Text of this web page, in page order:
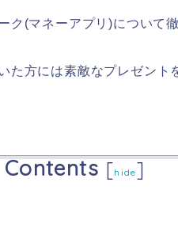
ク(マネーアプリ)について
た方には素敵なプレゼント
Contents [hide]